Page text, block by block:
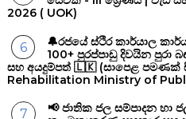
2026 ( UOK)
🔔රජයේ ස්ථිර කාර්යාල
100+ පුරප්පාඩු දිවයින පුරා
සහ අයදුම්පත් 🇱🇰 (සාපෙළ පමණක්
Rehabilitation Ministry of
📢 ජාතික ජල සම්පාදන හා